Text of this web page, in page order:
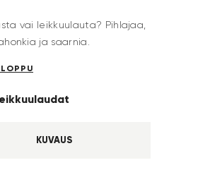
vai leikkuulauta? Pihlajaa,
ja saarnia.
KUVAUS